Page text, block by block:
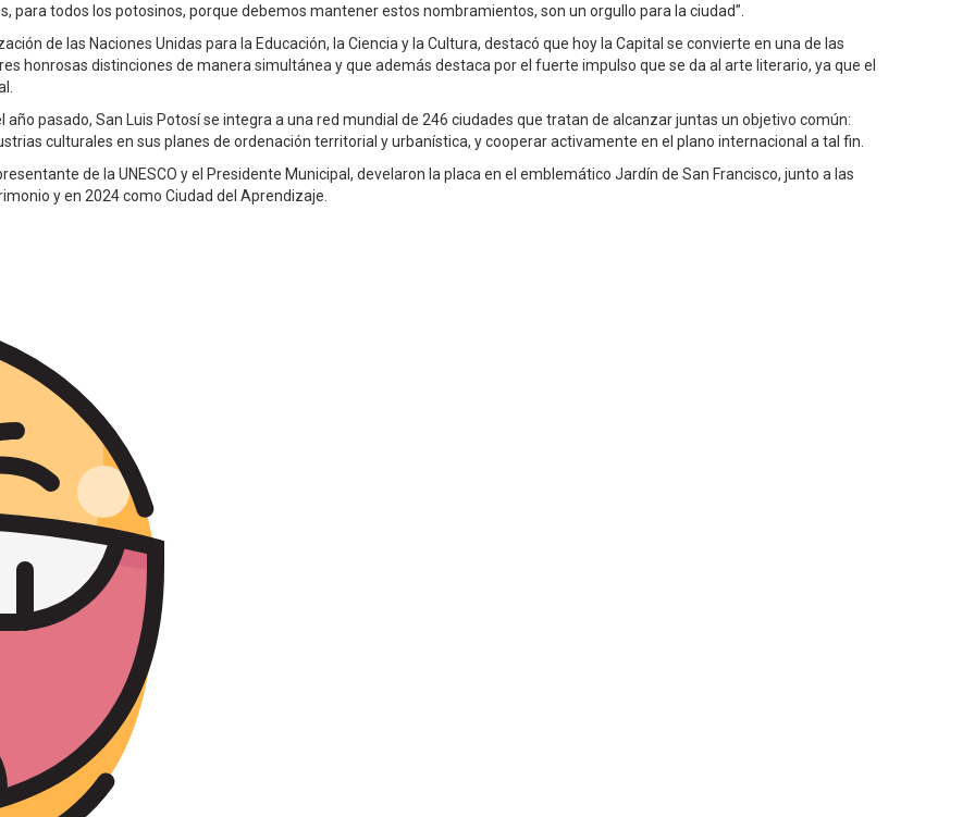
para todos los potosinos, porque debemos mantener estos nombramientos, son un orgullo para la ciudad”.
de las Naciones Unidas para la Educación, la Ciencia y la Cultura, destacó que hoy la Capital se convierte en una de las
honrosas distinciones de manera simultánea y que además destaca por el fuerte impulso que se da al arte literario, ya que el
pasado, San Luis Potosí se integra a una red mundial de 246 ciudades que tratan de alcanzar juntas un objetivo común:
culturales en sus planes de ordenación territorial y urbanística, y cooperar activamente en el plano internacional a tal fin.
de la UNESCO y el Presidente Municipal, develaron la placa en el emblemático Jardín de San Francisco, junto a las
y en 2024 como Ciudad del Aprendizaje.